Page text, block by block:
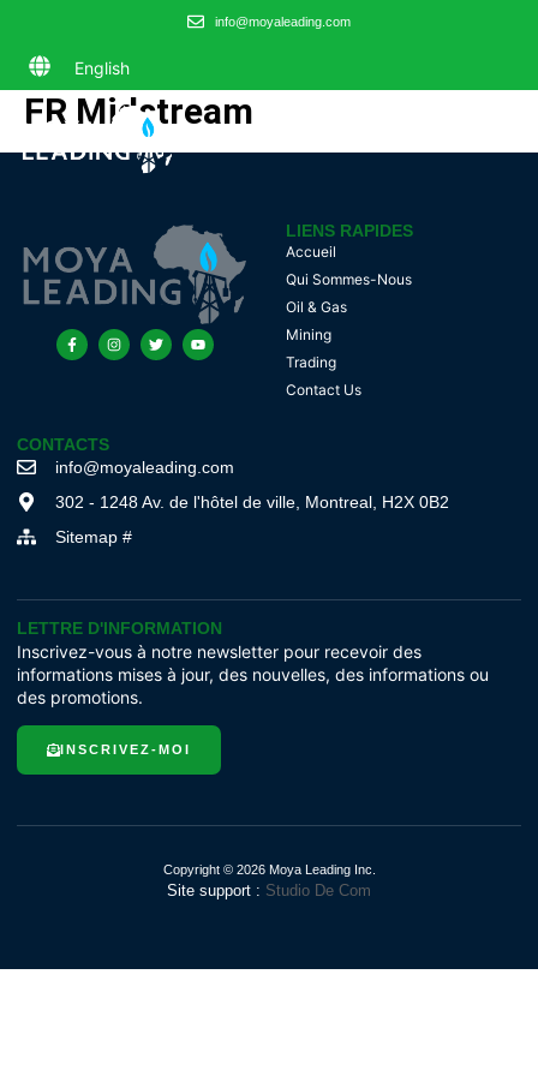
info@moyaleading.com
English
FR Midstream
LIENS RAPIDES
Accueil
Qui Sommes-Nous
Oil & Gas
Mining
Trading
Contact Us
CONTACTS
info@moyaleading.com
302 - 1248 Av. de l'hôtel de ville, Montreal, H2X 0B2
Sitemap #
LETTRE D'INFORMATION
Inscrivez-vous à notre newsletter pour recevoir des
informations mises à jour, des nouvelles, des informations ou
des promotions.
INSCRIVEZ-MOI
Copyright © 2026 Moya Leading Inc.
Site support : Studio De Com